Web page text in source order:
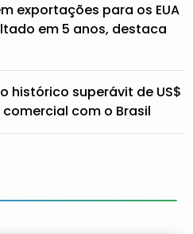
exportações para os EUA
em 5 anos, destaca
histórico superávit de US$
com o Brasil